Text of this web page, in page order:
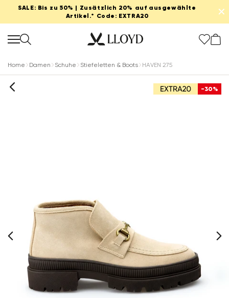
SALE: Bis zu 50% | Zusätzlich 20% auf ausgewählte
Artikel.* Code: EXTRA20
✕
Home Damen Schuhe Stiefeletten & Boots HAVEN 275
-30%